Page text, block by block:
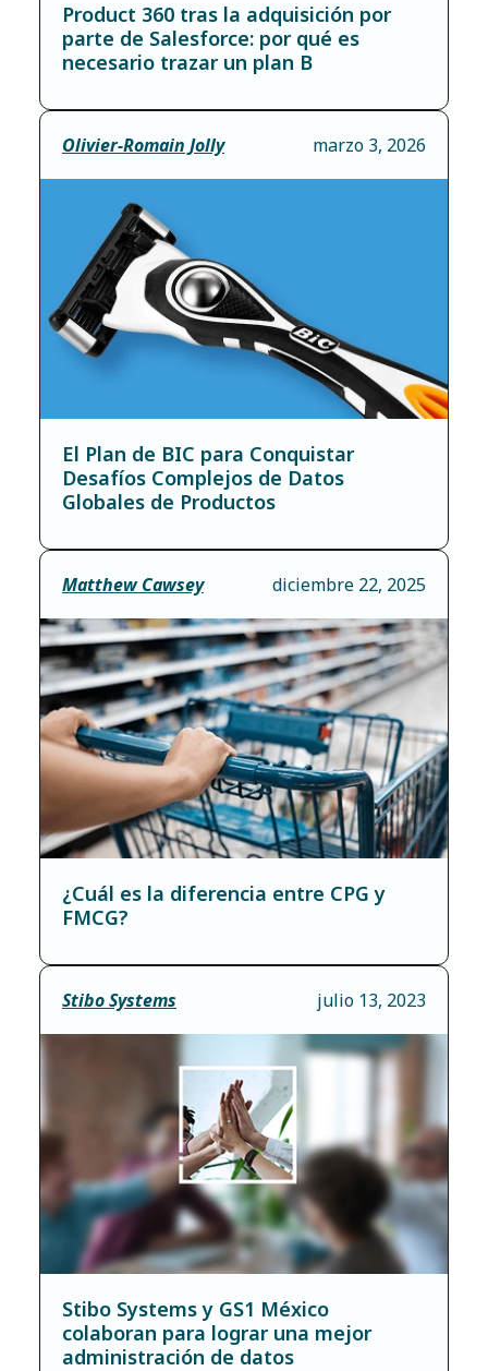
Product 360 tras la adquisición por
parte de Salesforce: por qué es
necesario trazar un plan B
Olivier-Romain Jolly marzo 3, 2026
El Plan de BIC para Conquistar
Desafíos Complejos de Datos
Globales de Productos
Matthew Cawsey diciembre 22, 2025
¿Cuál es la diferencia entre CPG y
FMCG?
Stibo Systems julio 13, 2023
Stibo Systems y GS1 México
colaboran para lograr una mejor
administración de datos